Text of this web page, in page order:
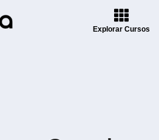
Explorar Cursos